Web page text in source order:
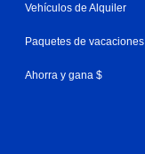
Vehículos de Alquiler
Paquetes de vacaciones
Ahorra y gana $